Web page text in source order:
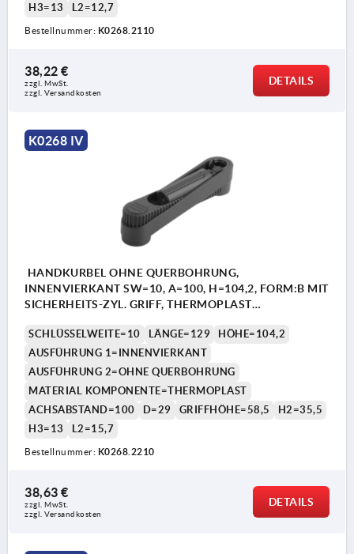
H3=13
L2=12,7
Bestellnummer: K0268.2110
38,22 €
zzgl. MwSt.
zzgl. Versandkosten
DETAILS
K0268 IV
HANDKURBEL OHNE QUERBOHRUNG,
INNENVIERKANT SW=10, A=100, H=104,2, FORM:B MIT
SICHERHEITS-ZYL. GRIFF, THERMOPLAST
SCHWARZGRAU
SCHLÜSSELWEITE=10 LÄNGE=129
HÖHE=104,2
AUSFÜHRUNG 1=INNENVIERKANT
AUSFÜHRUNG 2=OHNE QUERBOHRUNG
MATERIAL KOMPONENTE=THERMOPLAST
ACHSABSTAND=100
D=29 GRIFFHÖHE=58,5
H2=35,5
H3=13
L2=15,7
Bestellnummer: K0268.2210
38,63 €
zzgl. MwSt.
zzgl. Versandkosten
DETAILS